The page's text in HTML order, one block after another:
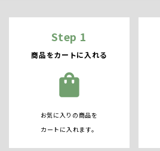
Step 1
商品をカートに入れる
shopping_bag
お気に入りの商品を
カートに入れます。